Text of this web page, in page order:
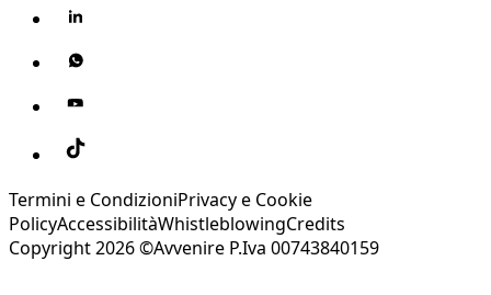
Termini e CondizioniPrivacy e Cookie
PolicyAccessibilitàWhistleblowingCredits
Copyright 2026 ©Avvenire P.Iva 00743840159